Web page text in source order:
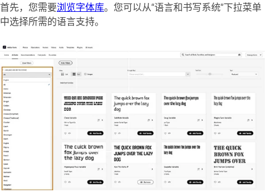
首先，您需要浏览字体库。您可以从“语言和书写系统”下拉菜单
中选择所需的语言支持。